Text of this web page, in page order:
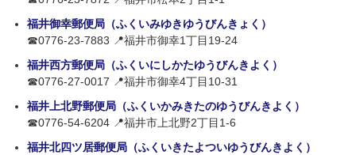
福井御幸郵便局（ふくいみゆきゆうびんきょく）
☎0776-23-7883 📍福井市御幸1丁目19-24
福井西方郵便局（ふくいにしかたゆうびんきよく）
☎0776-27-0017 📍福井市御幸4丁目10-31
福井上北野郵便局（ふくいかみきたのゆうびんきよく）
☎0776-54-6204 📍福井市上北野2丁目1-6
福井北四ツ居郵便局（ふくいきたよついゆうびんきよく）